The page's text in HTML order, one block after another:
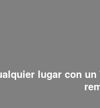
lugar con un